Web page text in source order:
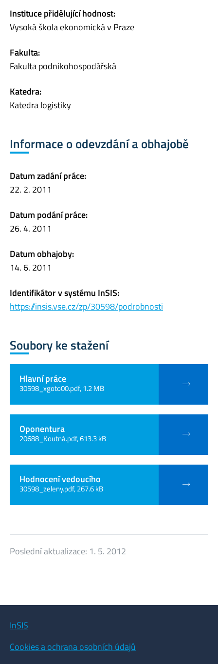
Instituce přidělující hodnost:
Vysoká škola ekonomická v Praze
Fakulta:
Fakulta podnikohospodářská
Katedra:
Katedra logistiky
Informace o odevzdání a obhajobě
Datum zadání práce:
22. 2. 2011
Datum podání práce:
26. 4. 2011
Datum obhajoby:
14. 6. 2011
Identifikátor v systému InSIS:
https://insis.vse.cz/zp/30598/podrobnosti
Soubory ke stažení
Hlavní práce
30598_xgoto00.pdf, 1.2 MB
Oponentura
20688_Koutná.pdf, 613.3 kB
Hodnocení vedoucího
30598_zeleny.pdf, 267.6 kB
Poslední aktualizace: 1. 5. 2012
InSIS
Cookies a ochrana osobních údajů